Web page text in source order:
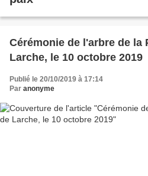
Cérémonie de l'arbre de la
Larche, le 10 octobre 2019
Publié le 20/10/2019 à 17:14
Par anonyme